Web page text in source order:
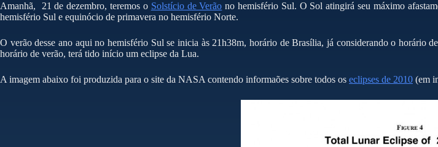
Amanhã, 21 de dezembro, teremos o Solstício de Verão no hemisfério Sul. O Sol atingirá seu máximo
hemisfério Sul e equinócio de primavera no hemisfério Norte.
O verão desse ano aqui no hemisfério Sul se inicia às 21h38m, horário de Brasília, já considerando o horário
horário de verão, terá tido início um eclipse da Lua.
A imagem abaixo foi produzida para o site da NASA contendo informaões sobre todos os eclipses de 2010 (em